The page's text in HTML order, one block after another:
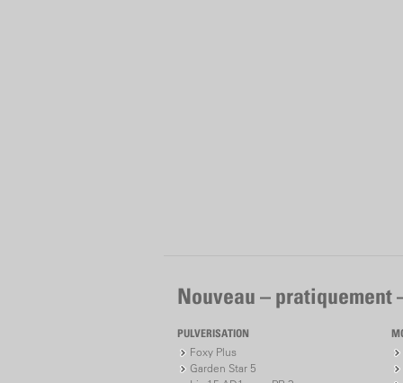
Nouveau – pratiquement
PULVERISATION
Foxy Plus
Garden Star 5